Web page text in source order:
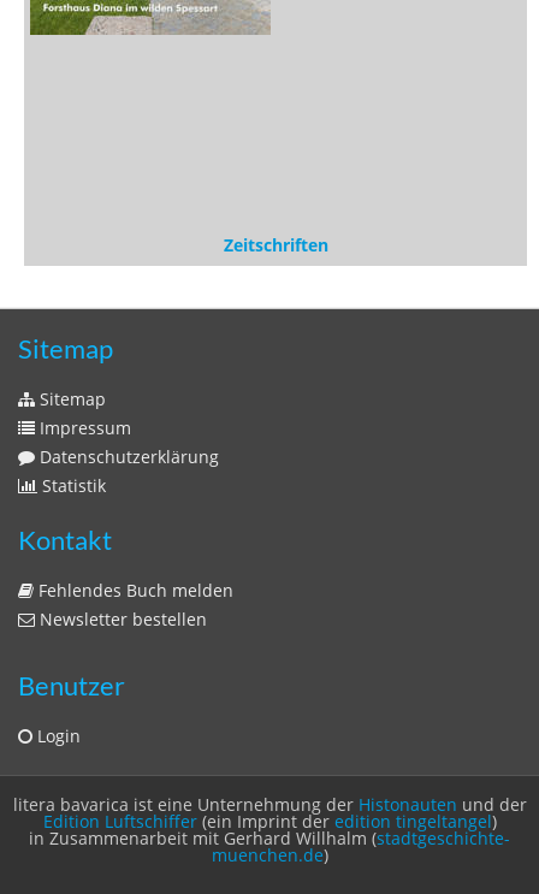
Zeitschriften
Sitemap
Sitemap
Impressum
Datenschutzerklärung
Statistik
Kontakt
Fehlendes Buch melden
Newsletter bestellen
Benutzer
Login
litera bavarica ist eine Unternehmung der Histonauten und der
Edition Luftschiffer(ein Imprint der edition tingeltangel)
in Zusammenarbeit mit Gerhard Willhalm (stadtgeschichte-
muenchen.de)